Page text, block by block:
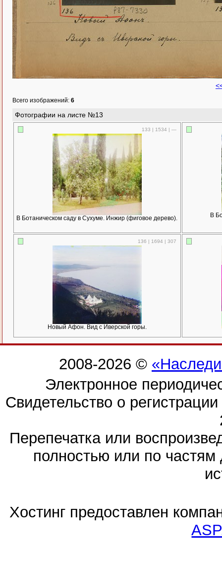
Всего изображений: 6
Фотографии на листе №13
133 | 1534 | —
В Ботаническом саду в Сухуме. Инжир (фиговое дерево). В
136 | 1694 | 307
Новый Афон. Вид с Иверской горы.
2008-2026 ©
Электронное
Свидетельство о
Перепечатка или
полностью или по частям
Хостинг предоставлен